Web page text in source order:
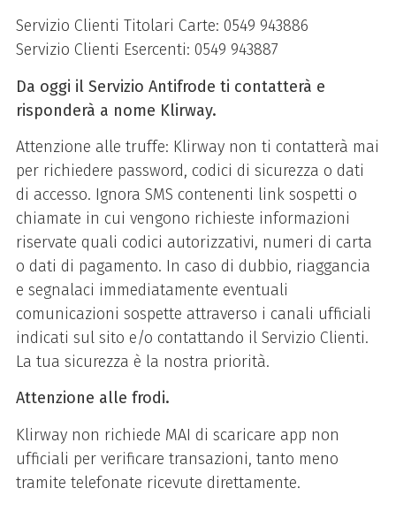
Esercenti con punti
vendita fisici un’ampia
gamma di modelli e
soluzioni POS per
tutte le carte di
pagamento dei circuiti
Mastercard e Visa.
POS tradizionale:
POS collegato alla
rete telefonica
tradizionale/ADSL
POS
cordless/Bluetooth:
POS collegato alla
tradizionale, ma
utilizzabile senza
fili.
POS GSM: POS per
chi ha la necessità
Servizio Clienti Titolari Carte: 0549 943886
Servizio Clienti Esercenti: 0549 943887
Da oggi il Servizio Antifrode ti contatterà e
risponderà a nome Klirway.
Attenzione alle truffe: Klirway non ti contatterà mai
per richiedere password, codici di sicurezza o dati
di accesso. Ignora SMS contenenti link sospetti o
chiamate in cui vengono richieste informazioni
riservate quali codici autorizzativi, numeri di carta
o dati di pagamento. In caso di dubbio, riaggancia
e segnalaci immediatamente eventuali
comunicazioni sospette attraverso i canali ufficiali
indicati sul sito e/o contattando il Servizio Clienti.
La tua sicurezza è la nostra priorità.
Attenzione alle frodi.
Klirway non richiede MAI di scaricare app non
ufficiali per verificare transazioni, tanto meno
tramite telefonate ricevute direttamente.